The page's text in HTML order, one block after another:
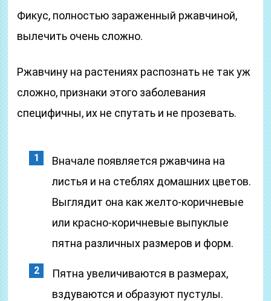
Фикус, полностью зараженный ржавчиной,
вылечить очень сложно.
Ржавчину на растениях распознать не так уж
сложно, признаки этого заболевания
специфичны, их не спутать и не прозевать.
Вначале появляется ржавчина на
листья и на стеблях домашних цветов.
Выглядит она как желто-коричневые
или красно-коричневые выпуклые
пятна различных размеров и форм.
Пятна увеличиваются в размерах,
вздуваются и образуют пустулы.